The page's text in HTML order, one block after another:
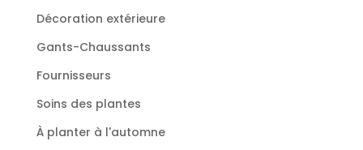
Décoration extérieure
Gants-Chaussants
Fournisseurs
Soins des plantes
À planter à l'automne